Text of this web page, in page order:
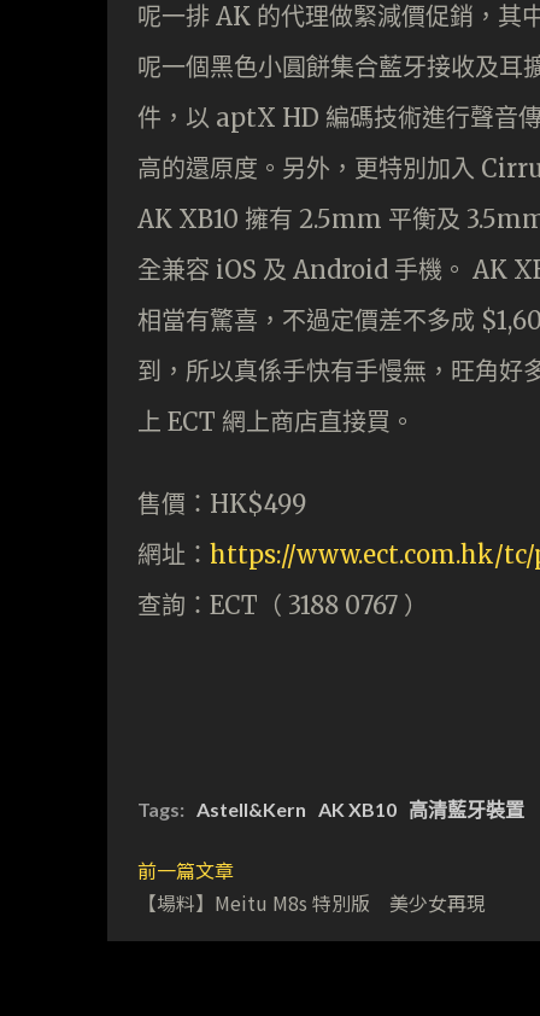
呢一排 AK 的代理做緊減價促銷，其
呢一個黑色小圓餅集合藍牙接收及
件，以 aptX HD 編碼技術進行聲音
高的還原度。另外，更特別加入
AK XB10 擁有 2.5mm 平衡及
全兼容 iOS 及 Android 手機。 AK
相當有驚喜，不過定價差不多成
到，所以真係手快有手慢無，旺角好
上 ECT 網上商店直接買。
售價：HK$499
網址： https://www.ect.com.hk/
查詢：ECT（ 3188 0767 ）
Tags: Astell&Kern AK XB10 高清藍牙裝置
前一篇文章
【場料】Meitu M8s 特別版 美少女再現